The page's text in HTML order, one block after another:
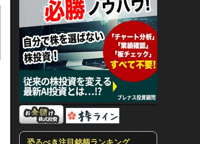
恐るべき注目銘柄ランキング